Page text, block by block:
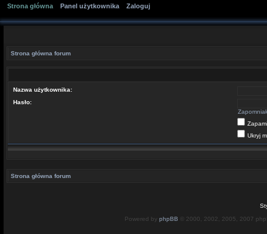
Strona główna Panel użytkownika Zaloguj
Strona główna forum
Nazwa użytkownika:
Hasło:
Ukryj
Strona główna forum
Powered by phpBB © 2000, 2002, 2005, 2007